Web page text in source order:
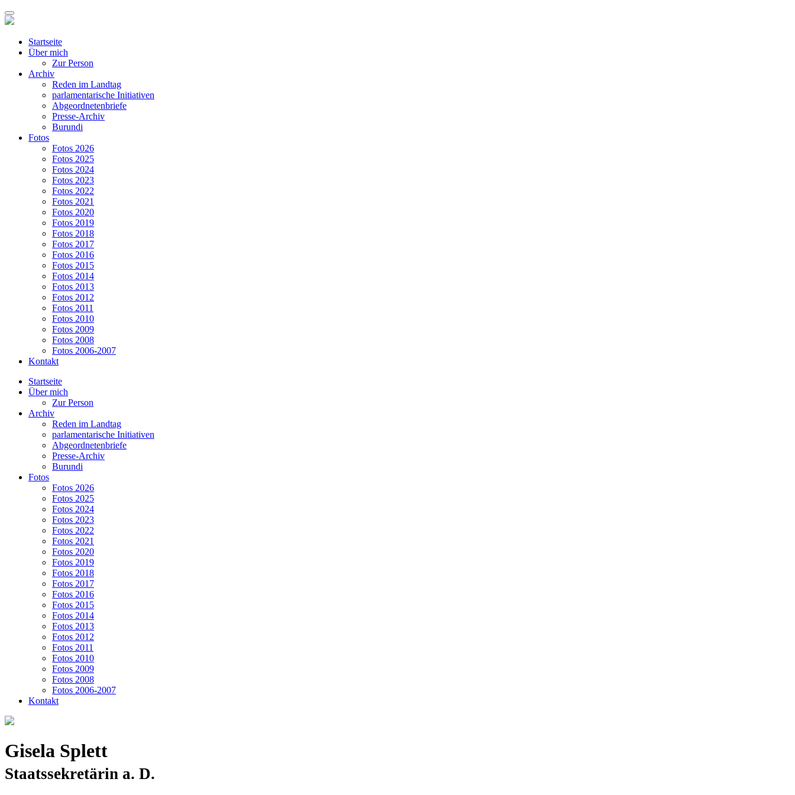
Startseite
Über mich
Zur Person
Archiv
Reden im Landtag
parlamentarische Initiativen
Abgeordnetenbriefe
Presse-Archiv
Burundi
Fotos
Fotos 2026
Fotos 2025
Fotos 2024
Fotos 2023
Fotos 2022
Fotos 2021
Fotos 2020
Fotos 2019
Fotos 2018
Fotos 2017
Fotos 2016
Fotos 2015
Fotos 2014
Fotos 2013
Fotos 2012
Fotos 2011
Fotos 2010
Fotos 2009
Fotos 2008
Fotos 2006-2007
Kontakt
Startseite
Über mich
Zur Person
Archiv
Reden im Landtag
parlamentarische Initiativen
Abgeordnetenbriefe
Presse-Archiv
Burundi
Fotos
Fotos 2026
Fotos 2025
Fotos 2024
Fotos 2023
Fotos 2022
Fotos 2021
Fotos 2020
Fotos 2019
Fotos 2018
Fotos 2017
Fotos 2016
Fotos 2015
Fotos 2014
Fotos 2013
Fotos 2012
Fotos 2011
Fotos 2010
Fotos 2009
Fotos 2008
Fotos 2006-2007
Kontakt
Gisela Splett
Staatssekretärin a. D.